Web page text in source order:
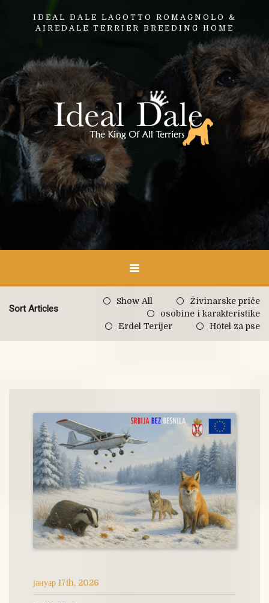
IDEAL DALE LAGOTTO ROMAGNOLO &
AIREDALE TERRIER BREEDING HOME
Sort Articles
Show All
Živinarske priče
osobine i karakteristike
Erdel Terijer
Hotel za pse
јануар 17th, 2026